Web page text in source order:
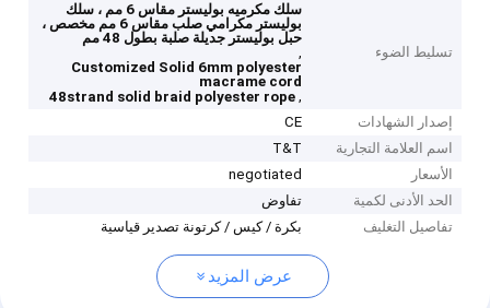
تسليط الضوء
سلك مكرميه بوليستر مقاس 6 مم ، سلك
بوليستر مكرامي صلب مقاس 6 مم مخصص ،
حبل بوليستر جديلة صلبة بطول 48 مم
,
Customized Solid 6mm polyester
macrame cord
,
48strand solid braid polyester rope
إصدار الشهادات
CE
اسم العلامة التجارية
T&T
الأسعار
negotiated
الحد الأدنى لكمية
تفاوض
تفاصيل التغليف
بكرة / كيس / كرتونة تصدير قياسية
عرض المزيد